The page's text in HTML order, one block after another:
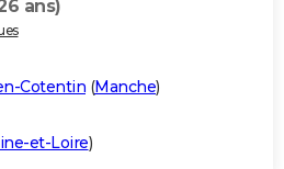
ans)
Cotentin (Manche)
et-Loire)